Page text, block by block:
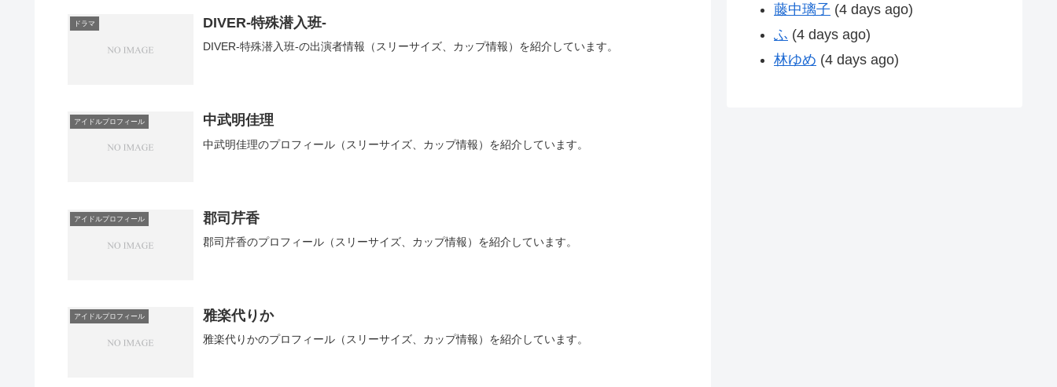
ドラマ DIVER-特殊潜入班-
DIVER-特殊潜入班-の出演者情報（スリーサイズ、カップ情報）を紹介しています。
アイドルプロフィール 中武明佳理
中武明佳理のプロフィール（スリーサイズ、カップ情報）を紹介しています。
アイドルプロフィール 郡司芹香
郡司芹香のプロフィール（スリーサイズ、カップ情報）を紹介しています。
アイドルプロフィール 雅楽代りか
雅楽代りかのプロフィール（スリーサイズ、カップ情報）を紹介しています。
藤中璃子 (4 days ago)
ふ (4 days ago)
林ゆめ (4 days ago)